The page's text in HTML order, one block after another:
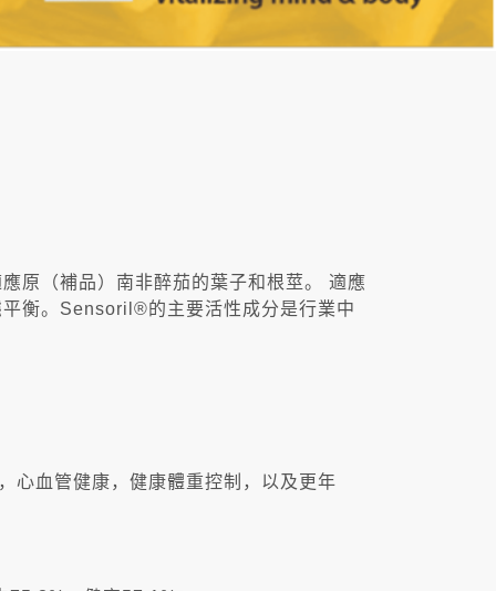
原（補品）南非醉茄的葉子和根莖。 適應
衡。Sensoril®的主要活性成分是行業中
心血管健康，健康體重控制，以及更年